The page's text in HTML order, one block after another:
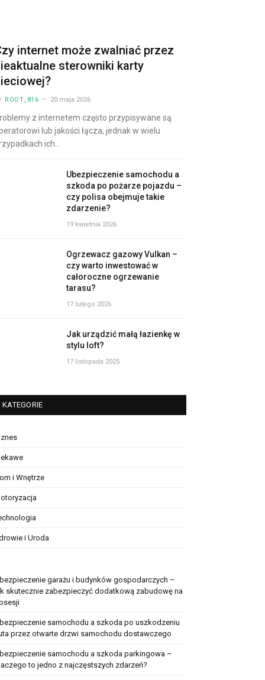
internet może zwalniać przez
sterowniki karty
ROOT_816 20 maja 2026
z internetem często przypisywane są
lub jakości łącza, jednak w wielu
ich…
Ubezpieczenie samochodu a
szkoda po pożarze pojazdu –
czy polisa obejmuje takie
zdarzenie?
19 kwietnia 2026
Ogrzewacz gazowy Vulkan –
czy warto inwestować w
całoroczne ogrzewanie
tarasu?
17 lutego 2026
Jak urządzić małą łazienkę w
stylu loft?
17 listopada 2025
KATEGORIE
i Wnętrze
i Uroda
garażu i budynków gospodarczych –
skutecznie zabezpieczyć dodatkową zabudowę na
samochodu a szkoda po uszkodzeniu
przez otwarte drzwi samochodu dostawczego
samochodu a szkoda parkingowa –
to jedno z najczęstszych zdarzeń?